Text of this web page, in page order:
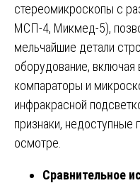
стереомикроскопы с
МСП-4, Микмед-5),
мельчайшие детали
оборудование,
компараторы и
инфракрасной
признаки,
осмотре.
Сравнительное